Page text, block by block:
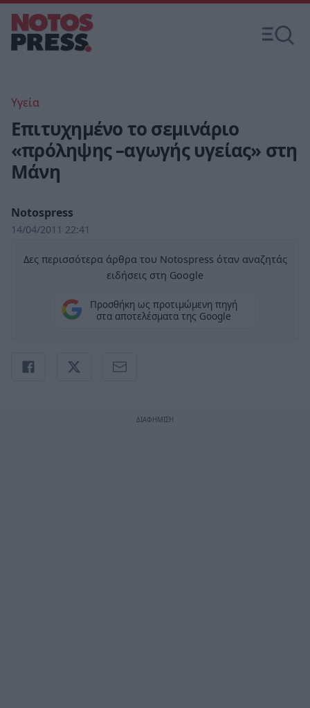
Υγεία
Επιτυχημένο το σεμινάριο
«πρόληψης –αγωγής υγείας» στη
Μάνη
Notospress
14/04/2011 22:41
Δες περισσότερα άρθρα του Notospress όταν αναζητάς
ειδήσεις στη Google
Προσθήκη ως προτιμώμενη πηγή
στα αποτελέσματα της Google